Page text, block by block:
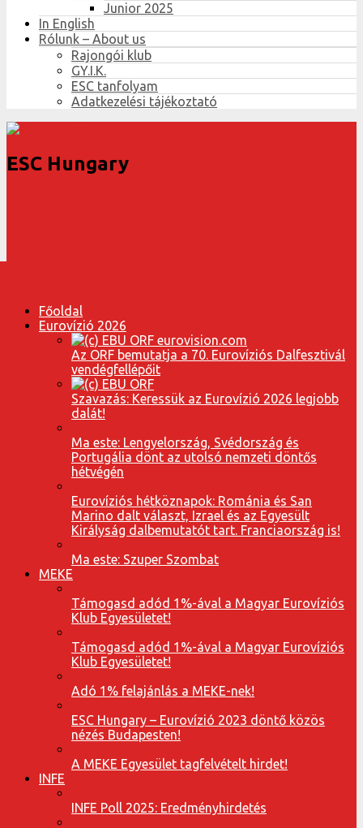
Junior 2025
In English
Rólunk – About us
Rajongói klub
GY.I.K.
ESC tanfolyam
Adatkezelési tájékoztató
ESC Hungary
Főoldal
Eurovízió 2026
Az ORF bemutatja a 70. Eurovíziós Dalfesztivál
vendégfellépőit
Szavazás: Keressük az Eurovízió 2026 legjobb
dalát!
Ma este: Lengyelország, Svédország és
Portugália dönt az utolsó nemzeti döntős
hétvégén
Eurovíziós hétköznapok: Románia és San
Marino dalt választ, Izrael és az Egyesült
Királyság dalbemutatót tart. Franciaország is!
Ma este: Szuper Szombat
MEKE
Támogasd adód 1%-ával a Magyar Eurovíziós
Klub Egyesületet!
Támogasd adód 1%-ával a Magyar Eurovíziós
Klub Egyesületet!
Adó 1% felajánlás a MEKE-nek!
ESC Hungary – Eurovízió 2023 döntő közös
nézés Budapesten!
A MEKE Egyesület tagfelvételt hirdet!
INFE
INFE Poll 2025: Eredményhirdetés